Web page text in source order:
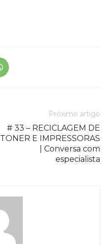
Próximo artigo
# 33 – RECICLAGEM DE
TONER E IMPRESSORAS
| Conversa com
especialista